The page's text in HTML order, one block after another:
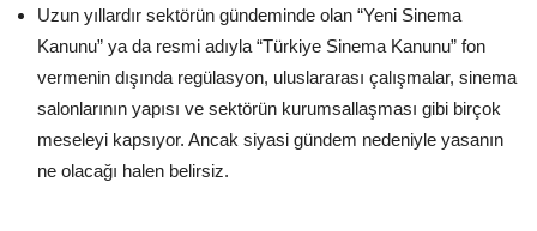
Uzun yıllardır sektörün gündeminde olan “Yeni Sinema
Kanunu” ya da resmi adıyla “Türkiye Sinema Kanunu” fon
vermenin dışında regülasyon, uluslararası çalışmalar, sinema
salonlarının yapısı ve sektörün kurumsallaşması gibi birçok
meseleyi kapsıyor. Ancak siyasi gündem nedeniyle yasanın
ne olacağı halen belirsiz.